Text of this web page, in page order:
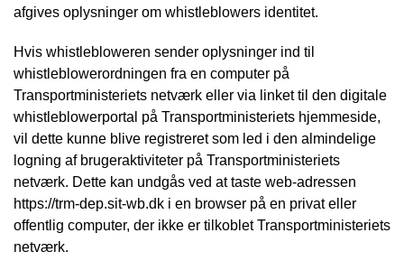
afgives oplysninger om whistleblowers identitet.
Hvis whistlebloweren sender oplysninger ind til
whistleblowerordningen fra en computer på
Transportministeriets netværk eller via linket til den digitale
whistleblowerportal på Transportministeriets hjemmeside,
vil dette kunne blive registreret som led i den almindelige
logning af brugeraktiviteter på Transportministeriets
netværk. Dette kan undgås ved at taste web-adressen
https://trm-dep.sit-wb.dk i en browser på en privat eller
offentlig computer, der ikke er tilkoblet Transportministeriets
netværk.